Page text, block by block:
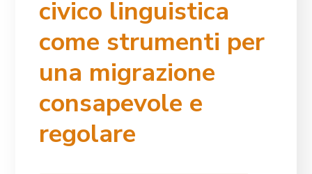
civico linguistica
come strumenti per
una migrazione
consapevole e
regolare